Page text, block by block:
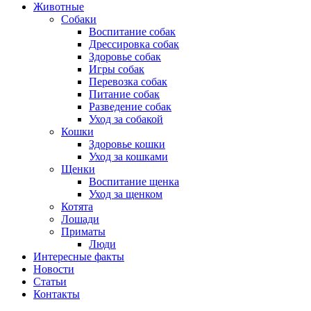
Животные
Собаки
Воспитание собак
Дрессировка собак
Здоровье собак
Игры собак
Перевозка собак
Питание собак
Разведение собак
Уход за собакой
Кошки
Здоровье кошки
Уход за кошками
Щенки
Воспитание щенка
Уход за щенком
Котята
Лошади
Приматы
Люди
Интересные факты
Новости
Статьи
Контакты